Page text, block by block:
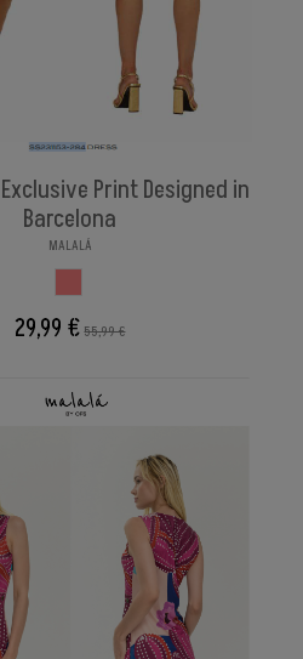
Print Designed in
Barcelona
MALALÁ
29,99 € 55,99 €